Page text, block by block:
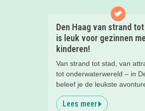
Den Haag van strand
is leuk voor gezinnen
kinderen!
Van strand tot stad, van
tot onderwaterwereld – in
beleef je de leukste
kinderen. En tussendoor?
ontspannen met een lekkere
Lees meer